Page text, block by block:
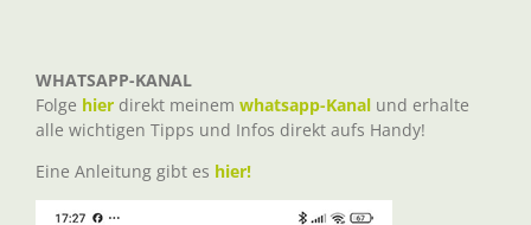
WHATSAPP-KANAL
Folge hier direkt meinem whatsapp-Kanal und erhalte
alle wichtigen Tipps und Infos direkt aufs Handy!
Eine Anleitung gibt es hier!